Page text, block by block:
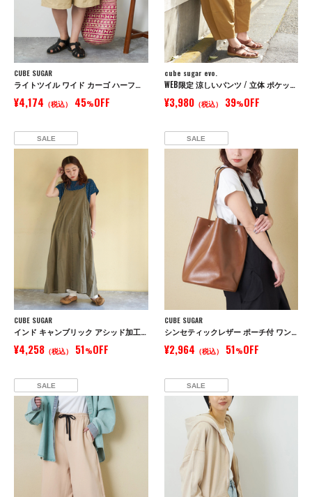
CUBE SUGAR
ライトツイル ワイド カーゴ ハーフパンツ
¥4,174 （税込） 45%OFF
cube sugar evo.
WEB限定 涼しいパンツ / 立体 ポケット イージー コクーンパンツ
¥3,980（税込） 39%OFF
SALE
CUBE SUGAR
インド キャンブリック アシッド加工 キャミワンピース
¥4,258 （税込） 51%OFF
SALE
CUBE SUGAR
シンセティックレザー ポーチ付 ワンショルダー バッグ
¥2,964 （税込） 51%OFF
SALE SALE